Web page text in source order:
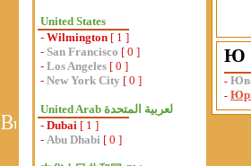
United States
- Wilmington [ 1 ]
- San Francisco [ 0 ]
- Los Angeles [ 0 ]
- New York City [ 0 ]
- Dubai [ 1 ]
- Abu Dhabi [ 0 ]
Ю
-
-